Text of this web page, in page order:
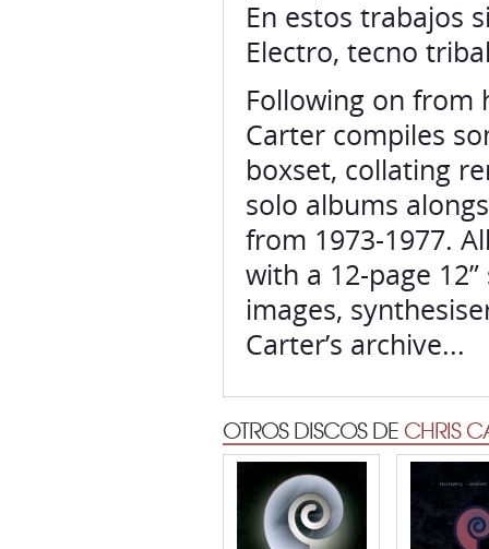
Following on from
Carter compiles
boxset, collating
solo albums
from 1973-1977.
with a 12-page
images,
Carter’s archive...
OTROS DISCOS DECHRIS